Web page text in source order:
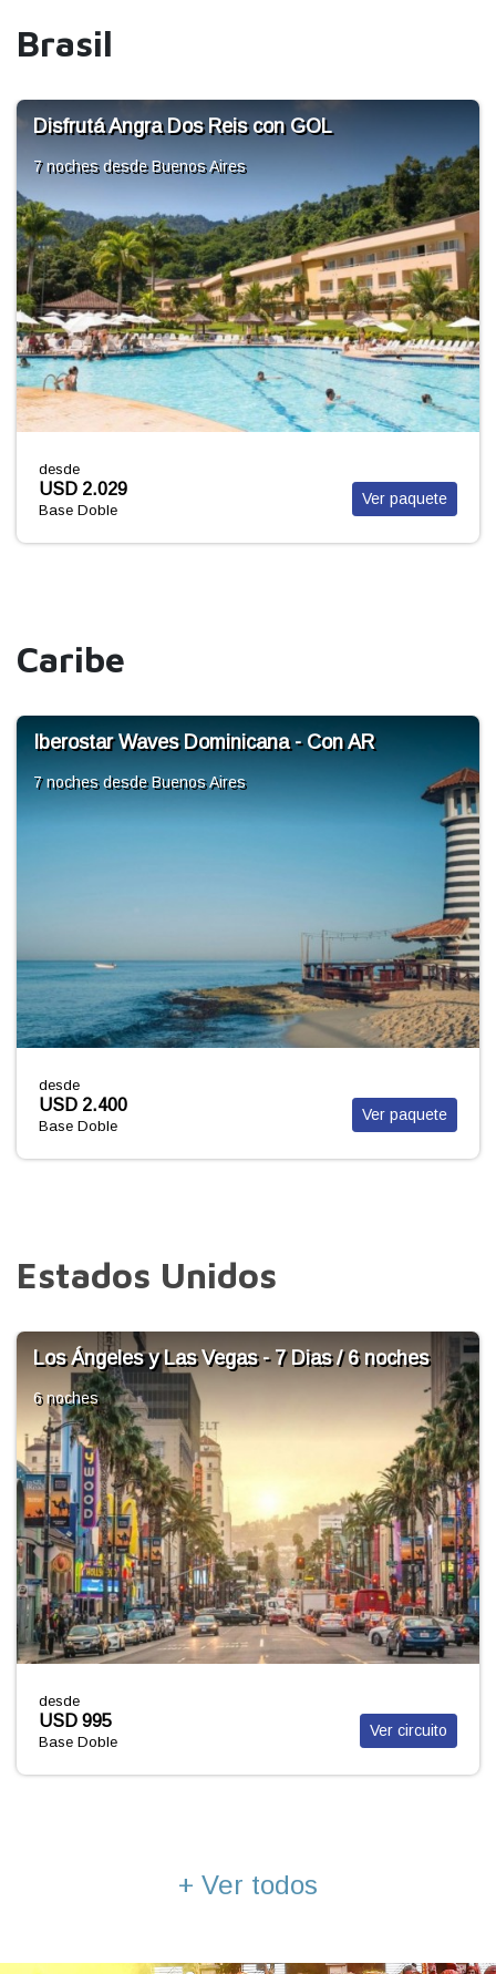
Brasil
Volá a Porto Seguro con GOL
7 nochesdesde Buenos Aires
desde
USD 1.822
Base Doble
Ver paquete
Caribe
Iberostar Selection Hacienda Dominicus
7 nochesdesde Buenos Aires
desde
USD 2.482
Base Doble
Ver paquete
Estados Unidos
MIAMI Básico +Tour regular bus + Bay Tour
4 noches
desde
USD 2.452
Base Doble
Ver paquete
+ Ver todos